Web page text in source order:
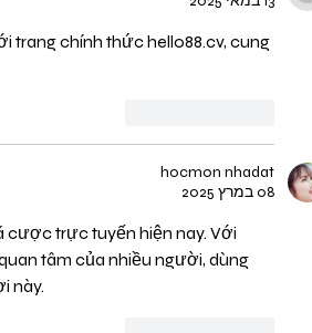
trang chính thức hello88.cv, cung
hocmon nhadat
08 במרץ 2025
cược trực tuyến hiện nay. Với
tâm của nhiều người, dùng
này.